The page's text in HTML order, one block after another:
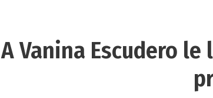
A Vanina Escudero